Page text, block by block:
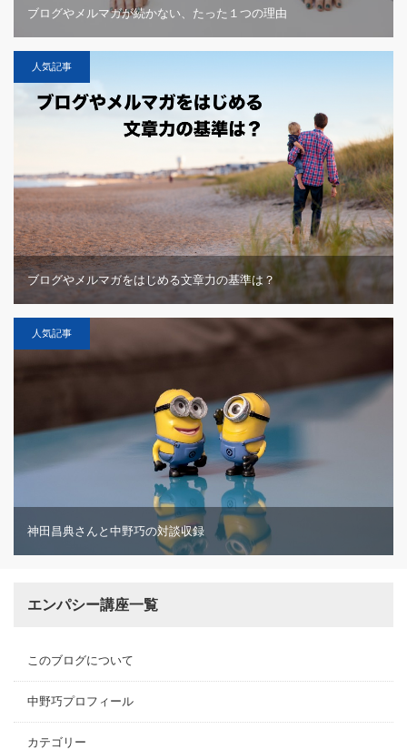
ブログやメルマガが続かない、たった１つの理由
人気記事
ブログやメルマガをはじめる文章力の基準は？
人気記事
神田昌典さんと中野巧の対談収録
エンパシー講座一覧
このブログについて
中野巧プロフィール
カテゴリー